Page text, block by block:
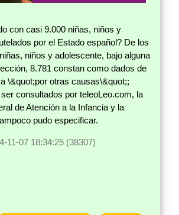
con casi 9.000 niñas, niños y
por el Estado español? De los
niños y adolescente, bajo alguna
8.781 constan como dados de
\&quot;por otras causas\&quot;;
consultados por teleoLeo.com, la
de Atención a la Infancia y la
pudo especificar.
11-07 18:34:25 (38307)